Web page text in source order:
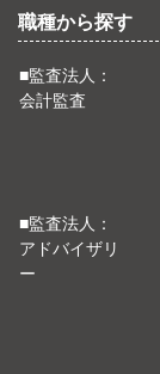
職種から探す
■監査法人：
会計監査
■監査法人：
アドバイザリ
ー